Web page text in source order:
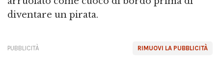
diventare un pirata.
RIMUOVI LA PUBBLICITÀ
PUBBLICITÀ